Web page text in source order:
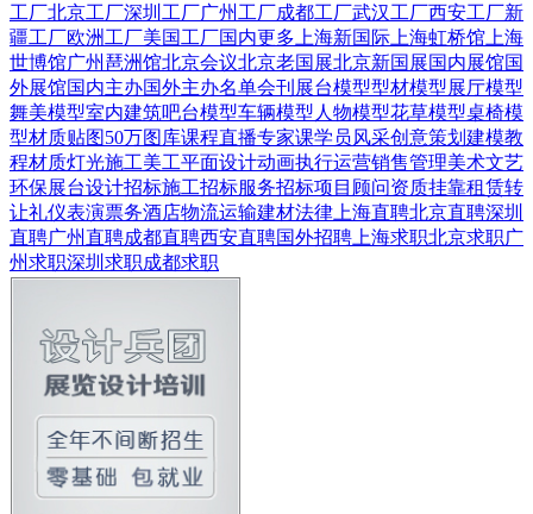
工厂北京工厂深圳工厂广州工厂成都工厂武汉工厂西安工厂新
疆工厂欧洲工厂美国工厂国内更多 上海新国际 上海虹桥馆 上海
世博馆广州琶洲馆北京会议北京老国展北京新国展国内展馆国
外展馆国内主办国外主办名单会刊 展台模型型材模型展厅模型
舞美模型室内建筑吧台模型车辆模型 人物模型花草模型桌椅模
型材质贴图50万图库课程直播专家课学员风采创意策划 建模教
程材质灯光施工美工平面设计动画执行运营销售管理美术文艺
环保展台设计招标施工招标服务招标项目顾问资质挂靠租赁转
让礼仪表演票务酒店物流运输建材法律 上海直聘北京直聘深圳
直聘广州直聘成都直聘西安直聘国外招聘 上海求职北京求职广
州求职深圳求职成都求职